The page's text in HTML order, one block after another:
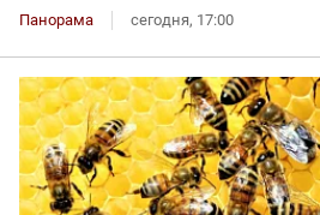
Панорама сегодня, 17:00